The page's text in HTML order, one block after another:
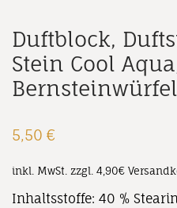
Duftblock,
Stein Cool
Bernsteinwürfel
5,50 €
inkl. MwSt. zzgl. 4,90€
Inhaltsstoffe: 40 %